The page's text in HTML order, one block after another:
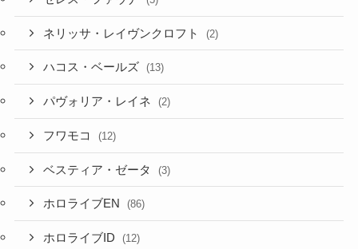
ネリッサ・レイヴンクロフト (2)
ハコス・ベールズ (13)
パヴォリア・レイネ (2)
フワモコ (12)
ベスティア・ゼータ (3)
ホロライブEN (86)
ホロライブID (12)